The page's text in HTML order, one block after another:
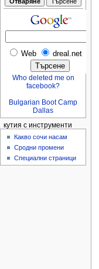
Web dreal.net
Who deleted me on
facebook?
Bulgarian Boot Camp
Dallas
кутия с инструменти
Какво сочи насам
Сродни промени
Специални страници